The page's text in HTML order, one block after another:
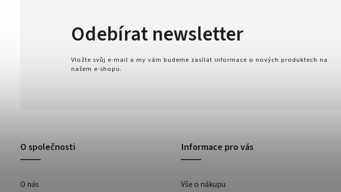
O společnosti
O nás
Informace pro vás
Vše o nákupu
Odebírat newsletter
Vložte svůj e-mail a my vám budeme zasílat informace o nových produktech na
našem e-shopu.